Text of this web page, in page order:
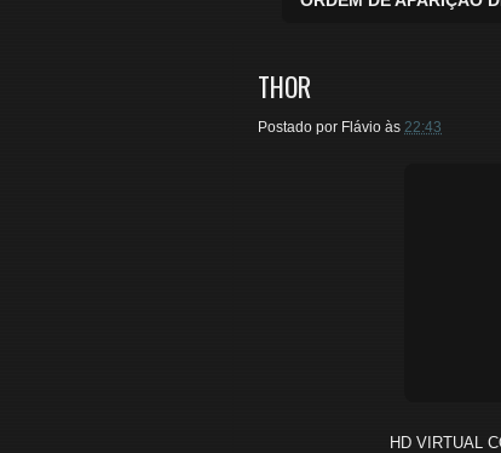
THOR
Postado por Flávio às 22:43
HD VIRTUAL